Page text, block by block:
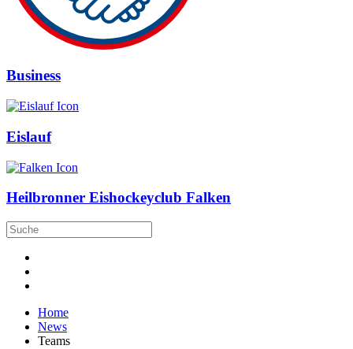
Business
Eislauf
Heilbronner Eishockeyclub Falken
Home
News
Teams